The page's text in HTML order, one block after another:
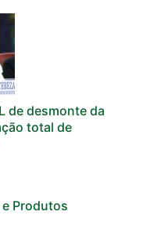
de desmonte da
total de
Produtos